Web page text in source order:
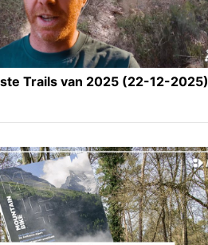
Trails van 2025 (22-12-2025)